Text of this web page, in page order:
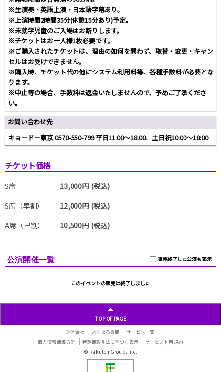
※生演奏・英語上演・日本語字幕あり。
※上演時間2時間35分(休憩15分あり)予定。
※未就学児童のご入場はお断りします。
※チケットはお一人様1枚必要です。
※ご購入されたチケットは、理由の如何を問わず、取替・変更・キャン
セルはお受けできません。
※購入時、チケット代の他にシステム利用料等、各種手数料が必要とな
ります。
※中止等の場合、手数料は返金いたしませんので、予めご了承くださ
い。
お問い合わせ先
キョードー東京 0570-550-799 平日11:00〜18:00、土日祝10:00〜18:00
チケット価格
S席
13,000円 (税込)
S席（早割）
12,000円 (税込)
A席（早割）
10,500円 (税込)
販売終了した公演も表示
公演開催一覧
このイベントの販売は終了しました
TOP OF PAGE
運営会社 よくある質問
サービス一覧
個人情報保護方針
特定商取引法に基づく表示 サービス利用規約
© Rakuten Group, Inc.